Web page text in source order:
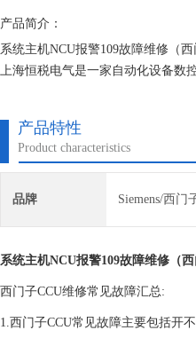
产品简介：
系统主机NCU报警109故障维修（西
上海恒税电气是一家自动化设备数
产品特性
Product characteristics
品牌 Siemens/西门
系统主机NCU报警109故障维修（西
西门子CCU维修常见故障汇总:
1.西门子CCU常见故障主要包括开